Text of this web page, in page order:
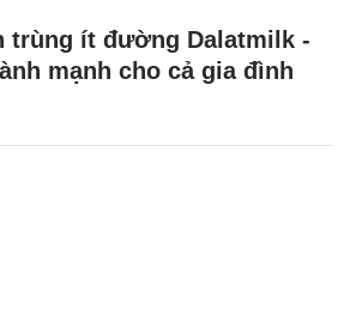
trùng ít đường Dalatmilk -
mạnh cho cả gia đình